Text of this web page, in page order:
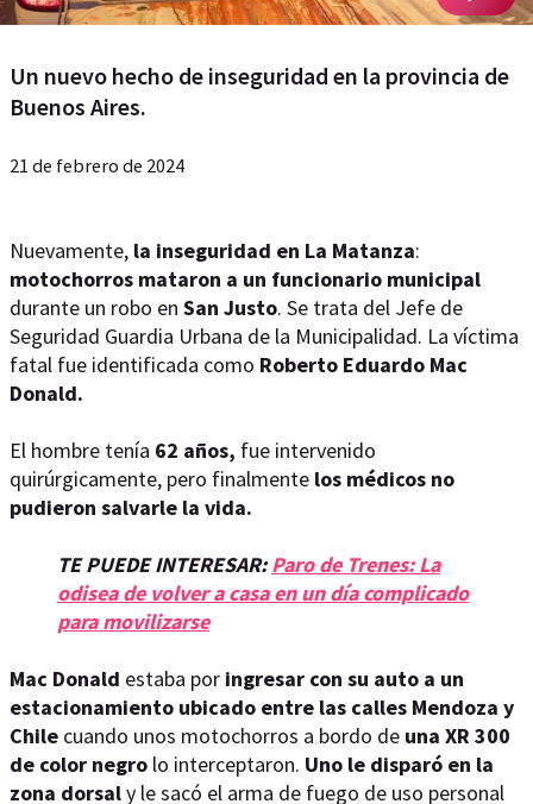
Un nuevo hecho de inseguridad en la provincia de
Buenos Aires.
21 de febrero de 2024
Nuevamente, la inseguridad en La Matanza:
motochorros mataron a un funcionario municipal
durante un robo en San Justo. Se trata del Jefe de
Seguridad Guardia Urbana de la Municipalidad. La víctima
fatal fue identificada como Roberto Eduardo Mac
Donald.
El hombre tenía 62 años, fue intervenido
quirúrgicamente, pero finalmente los médicos no
pudieron salvarle la vida.
TE PUEDE INTERESAR:Paro de Trenes: La
odisea de volver a casa en un día complicado
para movilizarse
Mac Donald estaba por ingresar con su auto a un
estacionamiento ubicado entre las calles Mendoza y
Chile cuando unos motochorros a bordo de una XR 300
de color negro lo interceptaron. Uno le disparó en la
zona dorsaly le sacó el arma de fuego de uso personal